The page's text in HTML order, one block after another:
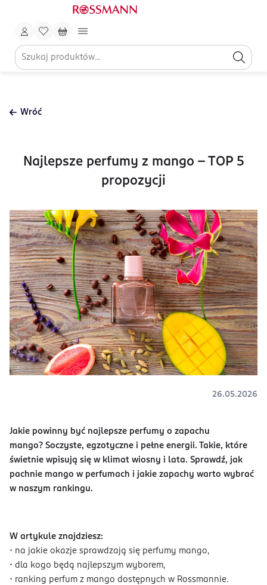
Wróć
Najlepsze perfumy z mango - TOP 5
propozycji
26.05.2026
Jakie powinny być najlepsze perfumy o zapachu
mango? Soczyste, egzotyczne i pełne energii. Takie, które
świetnie wpisują się w klimat wiosny i lata. Sprawdź, jak
pachnie mango w perfumach i jakie zapachy warto wybrać
w naszym rankingu.
W artykule znajdziesz:
• na jakie okazje sprawdzają się perfumy mango,
• dla kogo będą najlepszym wyborem,
• ranking perfum z mango dostępnych w Rossmannie.